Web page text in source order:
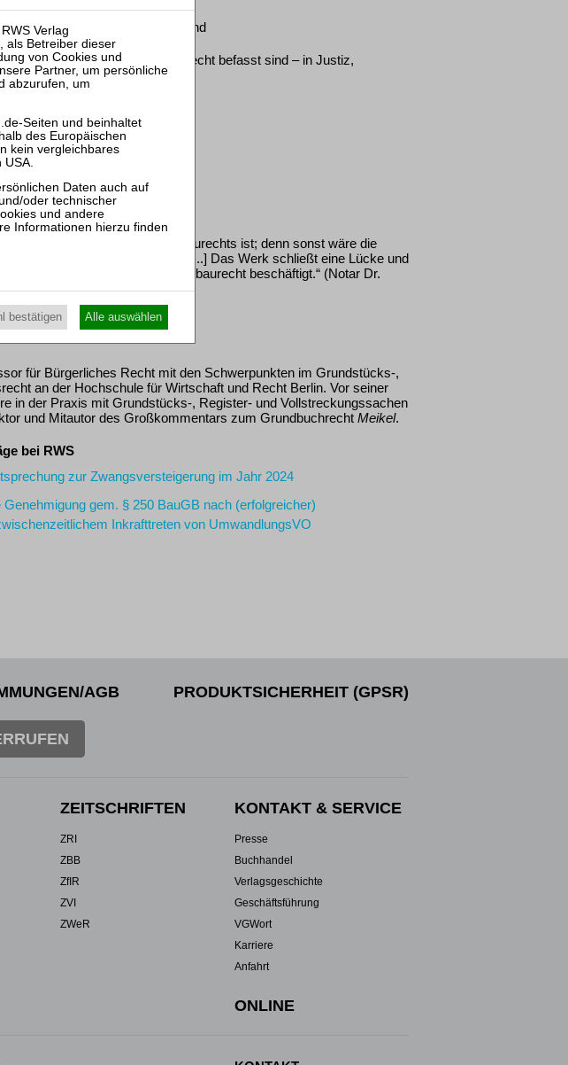
besonderer Regelungstatbestand
für alle, die mit dem Erbbaurecht befasst sind – in Justiz,
Praxis.
ein echter Kenner des Erbbaurechts ist; denn sonst wäre die
und Tiefe nicht erreichbar. [...] Das Werk schließt eine Lücke und
der sich mit dem Erbbaurecht beschäftigt.“ (Notar Dr.
DNotZ 4/2026)
für Bürgerliches Recht mit den Schwerpunkten im Grundstücks-,
an der Hochschule für Wirtschaft und Recht Berlin. Vor seiner
in der Praxis mit Grundstücks-, Register- und Vollstreckungssachen
und Mitautor des Großkommentars zum Grundbuchrecht Meikel.
bei RWS
zur Zwangsversteigerung im Jahr 2024
gem. § 250 BauGB nach (erfolgreicher)
Inkrafttreten von UmwandlungsVO
AGB PRODUKTSICHERHEIT (GPSR)
ZEITSCHRIFTEN
ZRI
ZBB
ZfIR
ZVI
ZWeR
KONTAKT & SERVICE
Presse
Buchhandel
Verlagsgeschichte
Geschäftsführung
VGWort
Karriere
Anfahrt
ONLINE
bestätigen Alle auswählen